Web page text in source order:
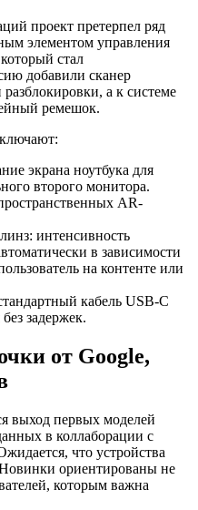
проект претерпел ряд
элементом управления
стал
добавили сканер
а к системе
ремешок.
экрана ноутбука для
второго монитора.
AR-
интенсивность
в зависимости
на контенте или
кабель USB-C
задержек.
от Google,
выход первых моделей
в коллаборации с
что устройства
ориентированы не
которым важна